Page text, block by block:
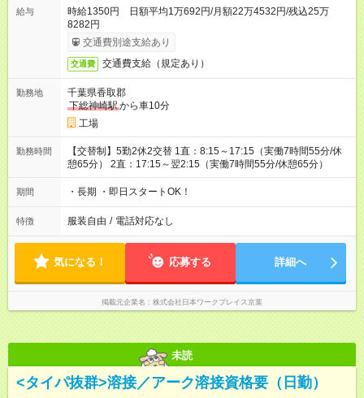
給与
時給1350円 日額平均1万692円/月額22万4532円/残込25万
8282円
交通費別途支給あり
交通費 交通費支給（規定あり）
勤務地
千葉県香取郡
下総神崎駅から車10分
工場
勤務時間
【交替制】5勤2休2交替 1直：8:15～17:15（実働7時間55分/休
憩65分） 2直：17:15～翌2:15（実働7時間55分/休憩65分）
期間 ・長期 ・即日スタートOK！
特徴 服装自由 / 電話対応なし
気になる！ 応募する 詳細へ
掲載元企業名 株式会社日本ワークプレイス京葉
未読
<タイパ抜群>溶接／アーク溶接資格要（日勤）